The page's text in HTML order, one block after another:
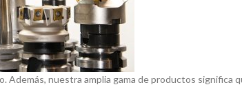
Además, nuestra amplia gama de productos